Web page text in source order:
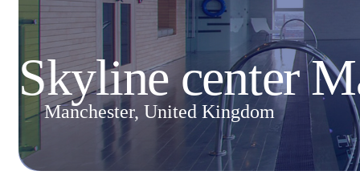
Skyline center
Manchester, United Kingdom